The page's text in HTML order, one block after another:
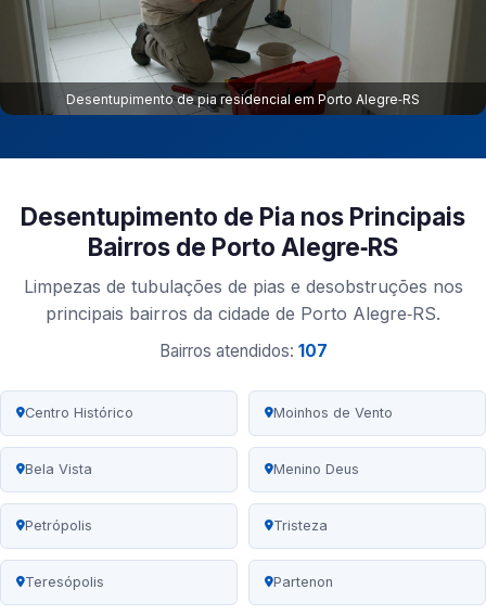
Desentupimento de pia residencial em Porto Alegre‑RS
Desentupimento de Pia nos Principais
Bairros de Porto Alegre‑RS
Limpezas de tubulações de pias e desobstruções nos
principais bairros da cidade de Porto Alegre‑RS.
Bairros atendidos: 107
Centro Histórico Moinhos de Vento
Bela Vista Menino Deus
Petrópolis Tristeza
Teresópolis Partenon